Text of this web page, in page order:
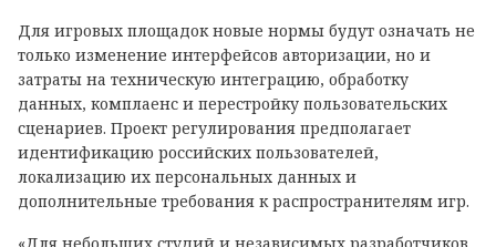
Для игровых площадок новые нормы будут означать не
только изменение интерфейсов авторизации, но и
затраты на техническую интеграцию, обработку
данных, комплаенс и перестройку пользовательских
сценариев. Проект регулирования предполагает
идентификацию российских пользователей,
локализацию их персональных данных и
дополнительные требования к распространителям игр.